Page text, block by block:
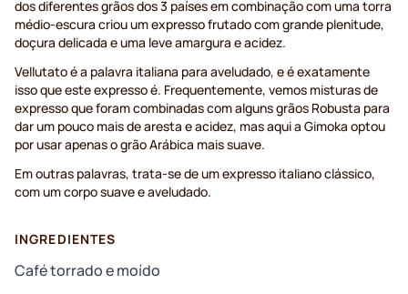
dos diferentes grãos dos 3 países em combinação com uma torra
médio-escura criou um expresso frutado com grande plenitude,
doçura delicada e uma leve amargura e acidez.
Vellutato é a palavra italiana para aveludado, e é exatamente
isso que este expresso é. Frequentemente, vemos misturas de
expresso que foram combinadas com alguns grãos Robusta para
dar um pouco mais de aresta e acidez, mas aqui a Gimoka optou
por usar apenas o grão Arábica mais suave.
Em outras palavras, trata-se de um expresso italiano clássico,
com um corpo suave e aveludado.
INGREDIENTES
Café torrado e moído